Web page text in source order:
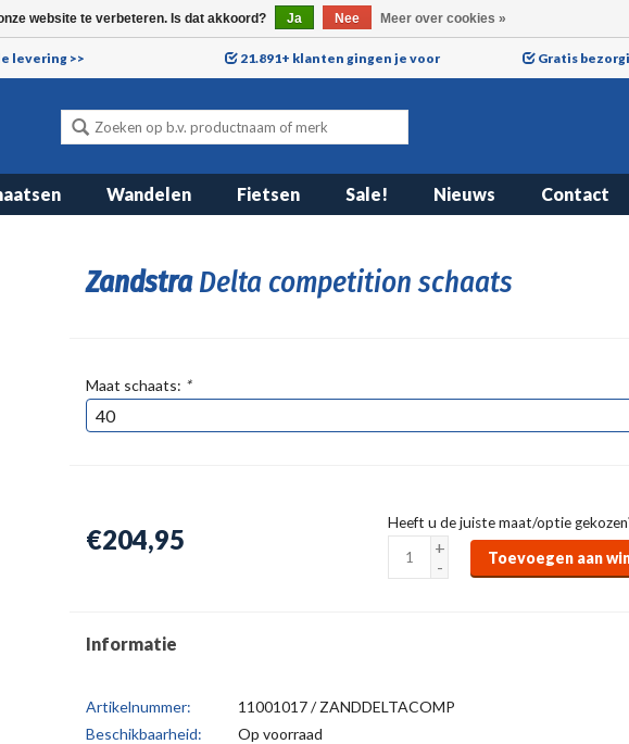
levering >> 21.891+ klanten gingen je voor Gratis
Wandelen Fietsen Sale! Nieuws Contact
ZandstraDelta competition schaats
Maat schaats: *
€204,95
Heeft u de juiste maat/optie
+
-
Toevoegen aan
Informatie
Artikelnummer:
11001017 / ZANDDELTACOMP
Beschikbaarheid:
Op voorraad
website te verbeteren. Is dat akkoord? Ja Nee Meer over cookies »